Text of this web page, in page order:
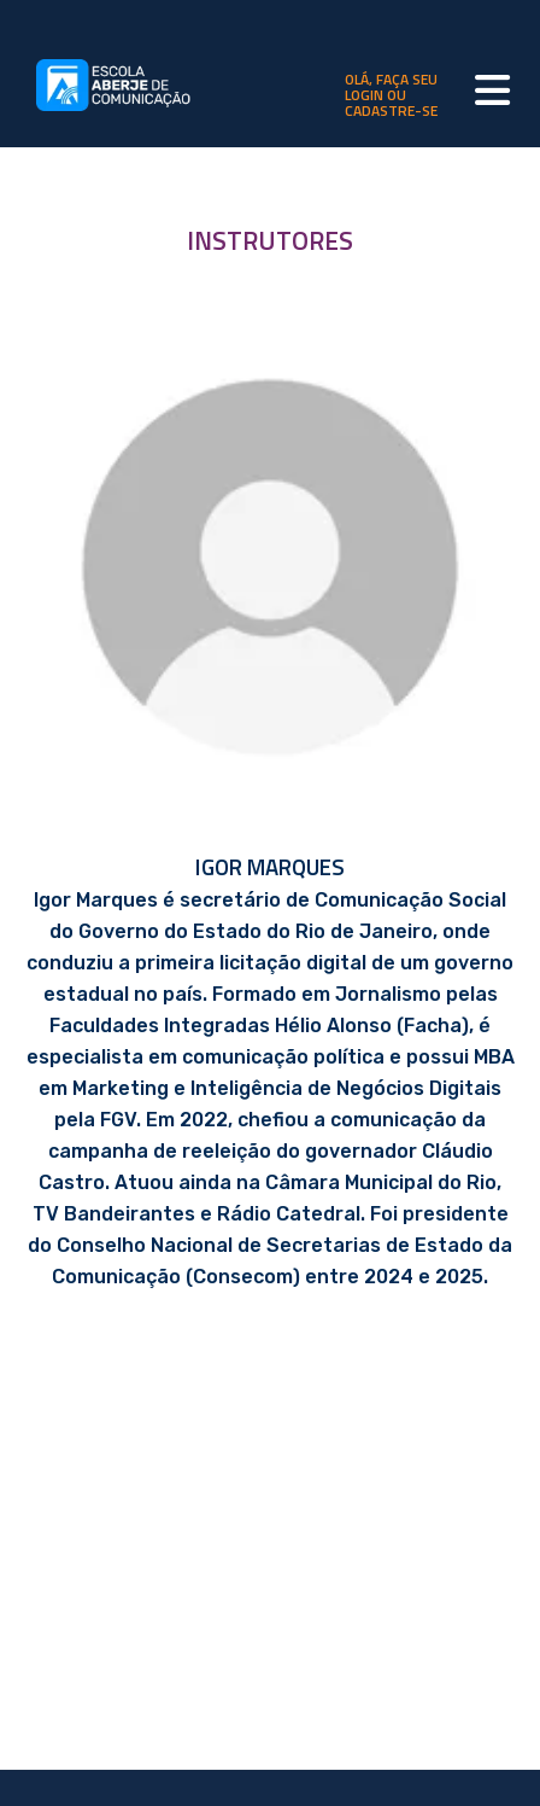
OLÁ, FAÇA SEU
LOGIN OU
CADASTRE-SE
INSTRUTORES
IGOR MARQUES
Igor Marques é secretário de Comunicação Social
do Governo do Estado do Rio de Janeiro, onde
conduziu a primeira licitação digital de um governo
estadual no país. Formado em Jornalismo pelas
Faculdades Integradas Hélio Alonso (Facha), é
especialista em comunicação política e possui MBA
em Marketing e Inteligência de Negócios Digitais
pela FGV. Em 2022, chefiou a comunicação da
campanha de reeleição do governador Cláudio
Castro. Atuou ainda na Câmara Municipal do Rio,
TV Bandeirantes e Rádio Catedral. Foi presidente
do Conselho Nacional de Secretarias de Estado da
Comunicação (Consecom) entre 2024 e 2025.